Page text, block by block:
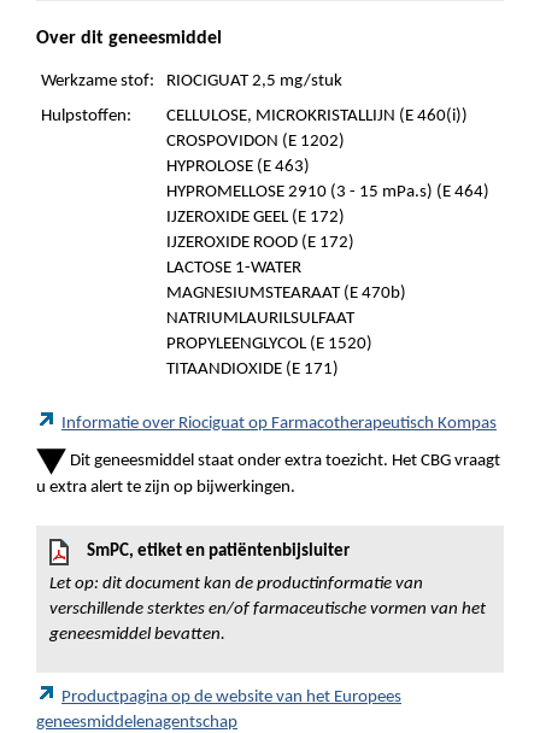
Over dit geneesmiddel
Werkzame stof:
RIOCIGUAT 2,5 mg/stuk
Hulpstoffen:
CELLULOSE, MICROKRISTALLIJN (E 460(i))
CROSPOVIDON (E 1202)
HYPROLOSE (E 463)
HYPROMELLOSE 2910 (3 - 15 mPa.s) (E 464)
IJZEROXIDE GEEL (E 172)
IJZEROXIDE ROOD (E 172)
LACTOSE 1-WATER
MAGNESIUMSTEARAAT (E 470b)
NATRIUMLAURILSULFAAT
PROPYLEENGLYCOL (E 1520)
TITAANDIOXIDE (E 171)
Informatie over Riociguat op Farmacotherapeutisch Kompas
Dit geneesmiddel staat onder extra toezicht. Het CBG vraagt
u extra alert te zijn op bijwerkingen.
SmPC, etiket en patiëntenbijsluiter
Let op: dit document kan de productinformatie van
verschillende sterktes en/of farmaceutische vormen van het
geneesmiddel bevatten.
Productpagina op de website van het Europees
geneesmiddelenagentschap